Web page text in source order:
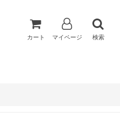
カート マイページ 検索